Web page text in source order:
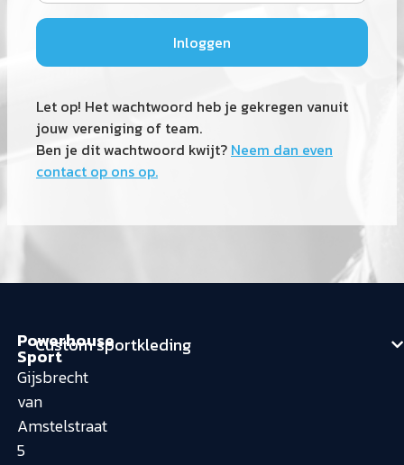
Let op! Het wachtwoord heb je gekregen vanuit
jouw vereniging of team.
Ben je dit wachtwoord kwijt? Neem dan even
contact op ons op.
Powerhouse
Sport
Gijsbrecht
van
Amstelstraat
5
Custom sportkleding